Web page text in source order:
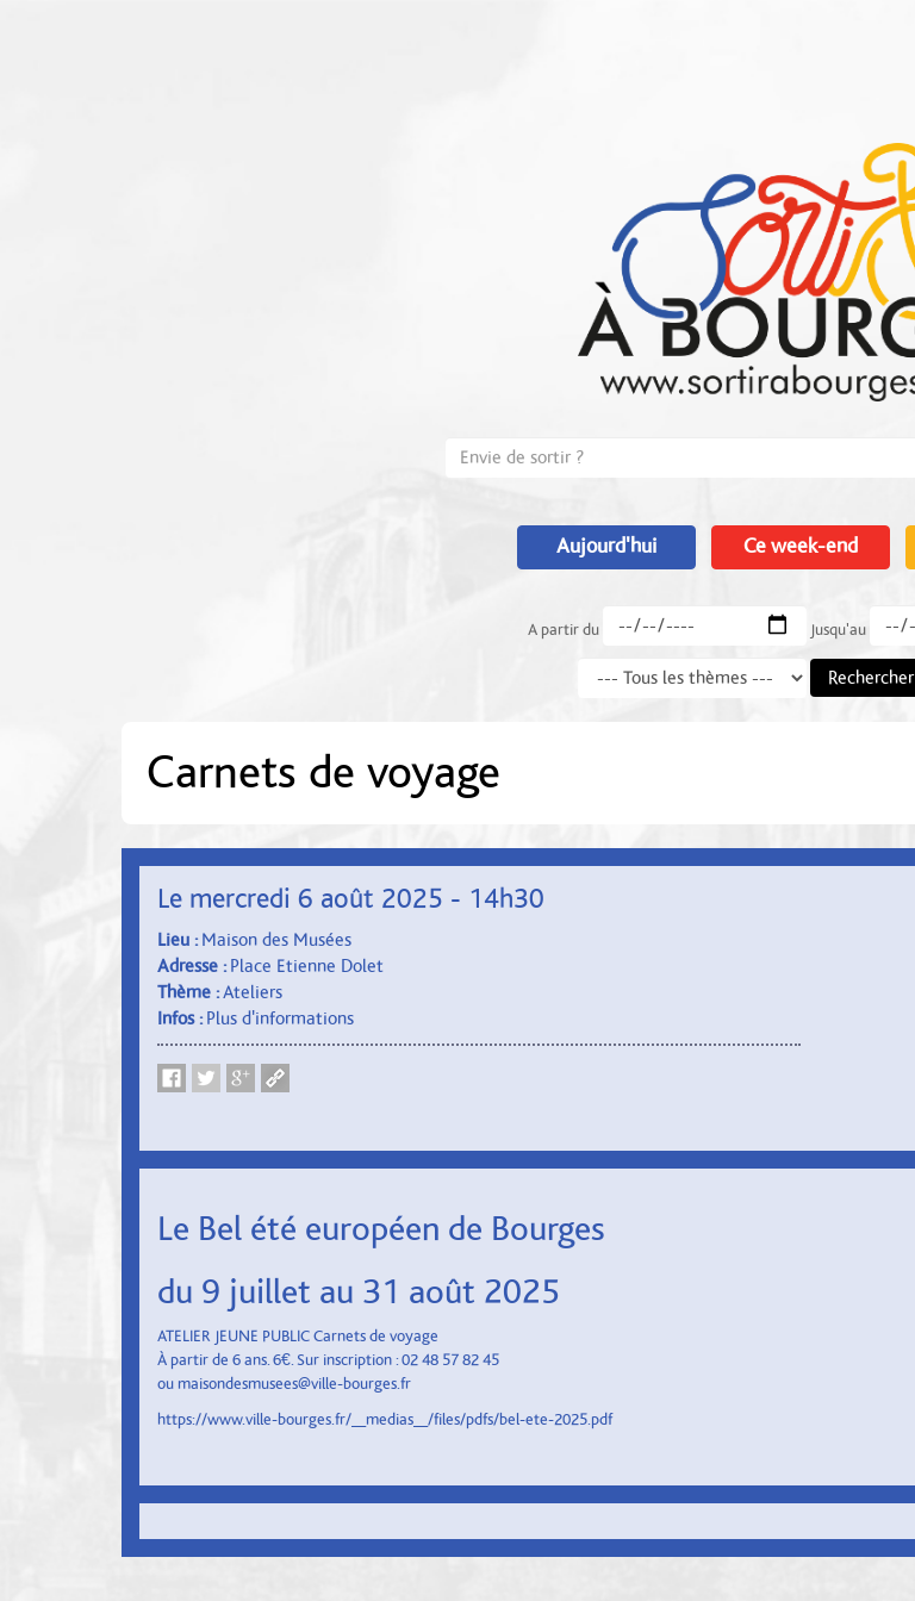
Aujourd'hui Ce week-end
A partir du Jusqu'au
Rechercher
Carnets de voyage
Le mercredi 6 août 2025 - 14h30
Lieu :Maison des Musées
Adresse : Place Etienne Dolet
Thème :Ateliers
Infos : Plus d'informations
Le Bel été européen de Bourges
du 9 juillet au 31 août 2025
ATELIER JEUNE PUBLIC Carnets de voyage
À partir de 6 ans. 6€. Sur inscription : 02 48 57 82 45
ou maisondesmusees@ville-bourges.fr
https://www.ville-bourges.fr/__medias__/files/pdfs/bel-ete-2025.pdf